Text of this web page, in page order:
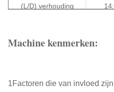
(L/D) verhouding
((r/min)
Vermogen van de
75
Machine kenmerken:
1Factoren die van invloed